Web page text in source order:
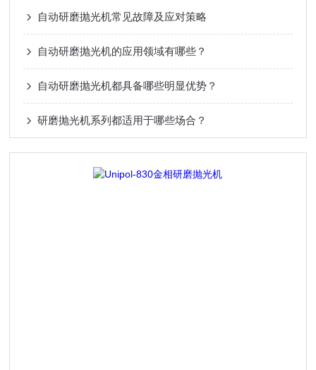
自动研磨抛光机常见故障及应对策略
自动研磨抛光机的应用领域有哪些？
自动研磨抛光机都具备哪些明显优势？
研磨抛光机系列都适用于哪些场合？